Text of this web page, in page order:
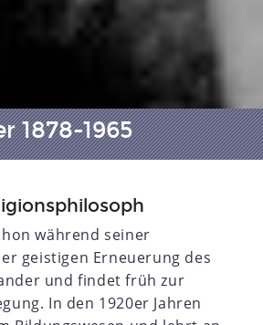
1878-1965
während seiner
geistigen Erneuerung des
und findet früh zur
In den 1920er Jahren